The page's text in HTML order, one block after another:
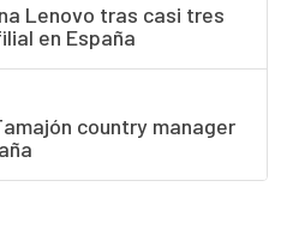
Lenovo tras casi tres
en España
country manager